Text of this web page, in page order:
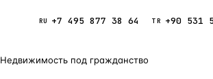
RU +7 495 877 38 64 TR +90 531
Недвижимость под гражданство